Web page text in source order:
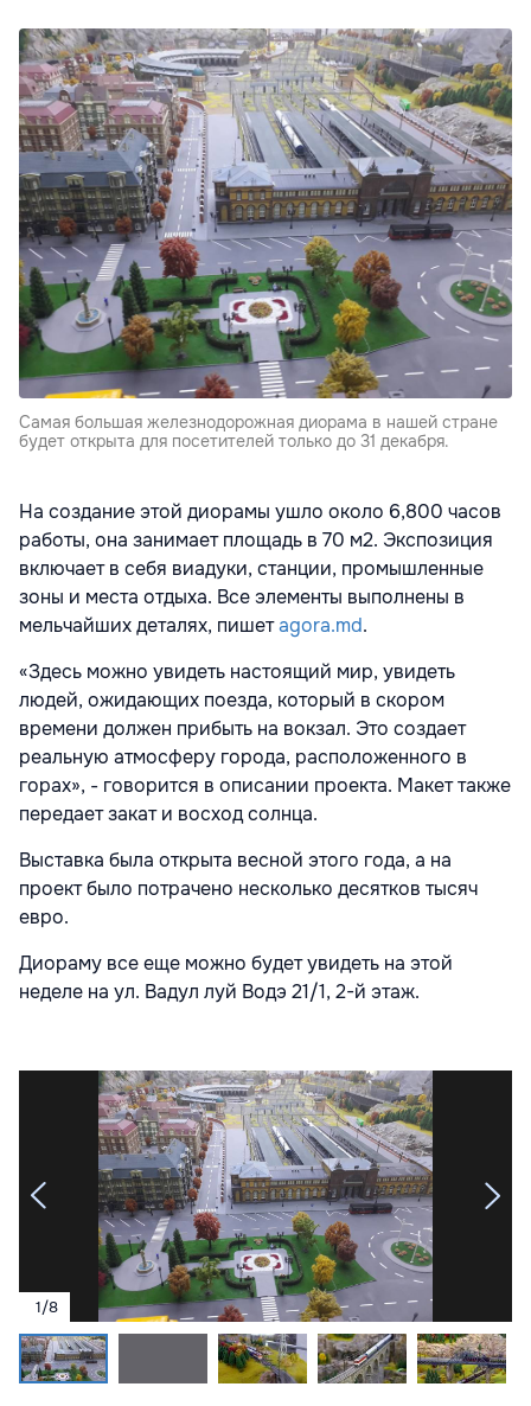
Самая большая железнодорожная диорама в нашей стране
будет открыта для посетителей только до 31 декабря.
На создание этой диорамы ушло около 6,800 часов
работы, она занимает площадь в 70 м2. Экспозиция
включает в себя виадуки, станции, промышленные
зоны и места отдыха. Все элементы выполнены в
мельчайших деталях, пишетagora.md.
«Здесь можно увидеть настоящий мир, увидеть
людей, ожидающих поезда, который в скором
времени должен прибыть на вокзал. Это создает
реальную атмосферу города, расположенного в
горах», - говорится в описании проекта. Макет также
передает закат и восход солнца.
Выставка была открыта весной этого года, а на
проект было потрачено несколько десятков тысяч
евро.
Диораму все еще можно будет увидеть на этой
неделе на ул. Вадул луй Водэ 21/1, 2-й этаж.
1/8